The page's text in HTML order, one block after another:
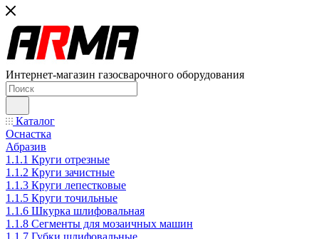
Интернет-магазин газосварочного оборудования
Каталог
Оснастка
Абразив
1.1.1 Круги отрезные
1.1.2 Круги зачистные
1.1.3 Круги лепестковые
1.1.5 Круги точильные
1.1.6 Шкурка шлифовальная
1.1.8 Сегменты для мозаичных машин
1.1.7 Губки шлифовальные